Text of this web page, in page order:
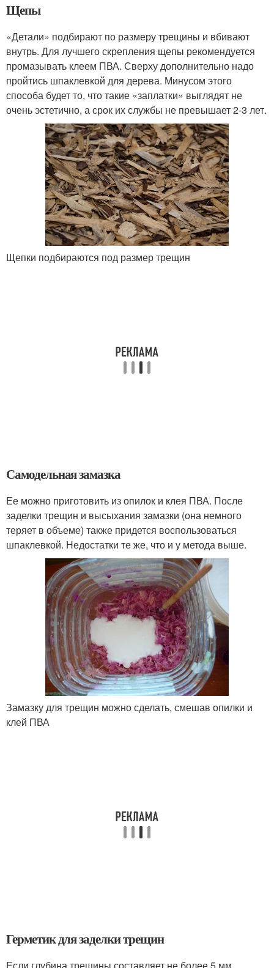
Щепы
«Детали» подбирают по размеру трещины и вбивают
внутрь. Для лучшего скрепления щепы рекомендуется
промазывать клеем ПВА. Сверху дополнительно надо
пройтись шпаклевкой для дерева. Минусом этого
способа будет то, что такие «заплатки» выглядят не
очень эстетично, а срок их службы не превышает 2-3 лет.
Щепки подбираются под размер трещин
Самодельная замазка
Ее можно приготовить из опилок и клея ПВА. После
заделки трещин и высыхания замазки (она немного
теряет в объеме) также придется воспользоваться
шпаклевкой. Недостатки те же, что и у метода выше.
Замазку для трещин можно сделать, смешав опилки и
клей ПВА
Герметик для заделки трещин
Если глубина трещины составляет не более 5 мм,